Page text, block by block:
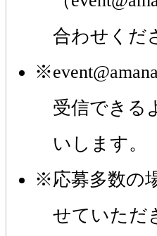
合わせくだ
受信できる
いします。
応募多数の
せていただ